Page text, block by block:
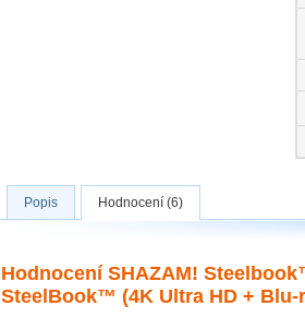
Popis Hodnocení (6)
Hodnocení SHAZAM!
SteelBook™ (4K Ultra HD + Blu-